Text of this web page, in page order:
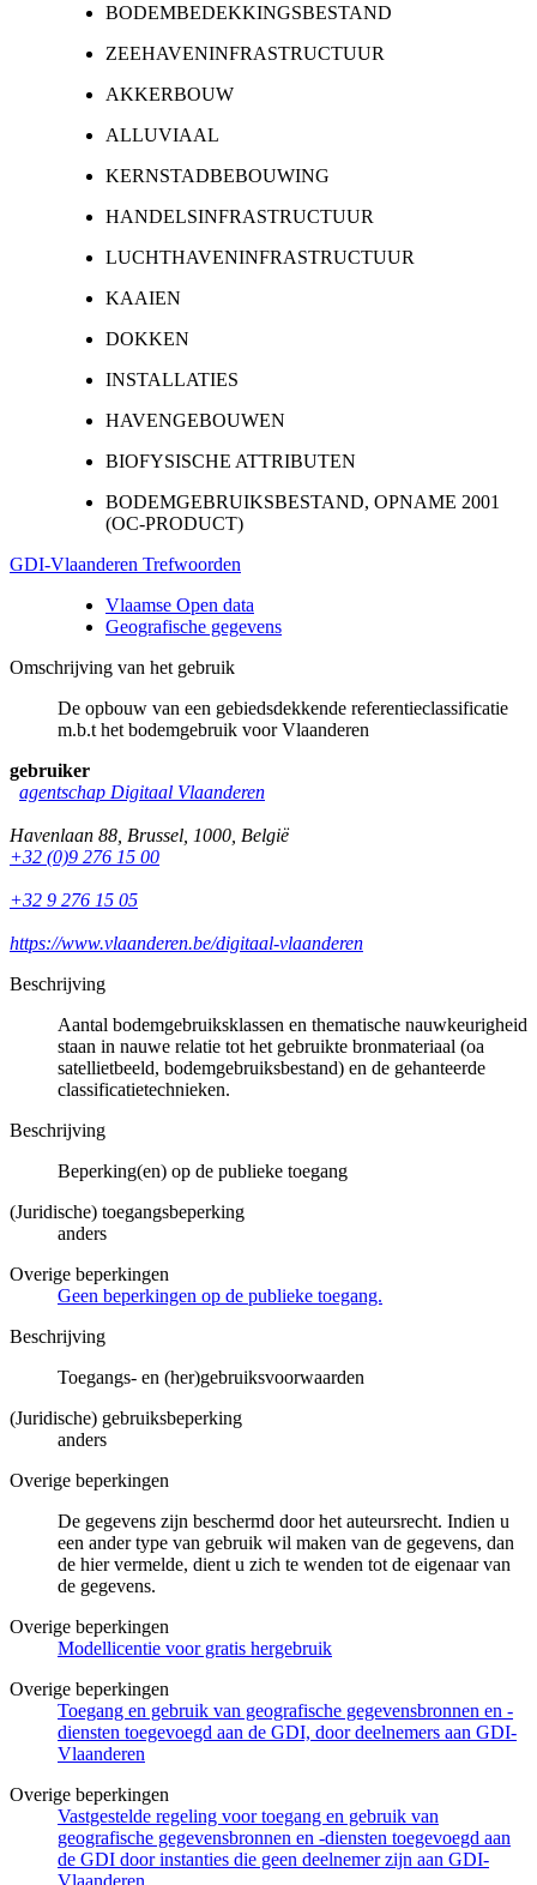
BODEMBEDEKKINGSBESTAND
ZEEHAVENINFRASTRUCTUUR
AKKERBOUW
ALLUVIAAL
KERNSTADBEBOUWING
HANDELSINFRASTRUCTUUR
LUCHTHAVENINFRASTRUCTUUR
KAAIEN
DOKKEN
INSTALLATIES
HAVENGEBOUWEN
BIOFYSISCHE ATTRIBUTEN
BODEMGEBRUIKSBESTAND, OPNAME 2001
(OC-PRODUCT)
GDI-Vlaanderen Trefwoorden
Vlaamse Open data
Geografische gegevens
Omschrijving van het gebruik
De opbouw van een gebiedsdekkende referentieclassificatie
m.b.t het bodemgebruik voor Vlaanderen
gebruiker
agentschap Digitaal Vlaanderen
Havenlaan 88 Brussel 1000 België
+32 (0)9 276 15 00
+32 9 276 15 05
https://www.vlaanderen.be/digitaal-vlaanderen
Beschrijving
Aantal bodemgebruiksklassen en thematische nauwkeurigheid
staan in nauwe relatie tot het gebruikte bronmateriaal (oa
satellietbeeld, bodemgebruiksbestand) en de gehanteerde
classificatietechnieken.
Beschrijving
Beperking(en) op de publieke toegang
(Juridische) toegangsbeperking
anders
Overige beperkingen
Geen beperkingen op de publieke toegang.
Beschrijving
Toegangs- en (her)gebruiksvoorwaarden
(Juridische) gebruiksbeperking
anders
Overige beperkingen
De gegevens zijn beschermd door het auteursrecht. Indien u
een ander type van gebruik wil maken van de gegevens, dan
de hier vermelde, dient u zich te wenden tot de eigenaar van
de gegevens.
Overige beperkingen
Modellicentie voor gratis hergebruik
Overige beperkingen
Toegang en gebruik van geografische gegevensbronnen en -
diensten toegevoegd aan de GDI, door deelnemers aan GDI-
Vlaanderen
Overige beperkingen
Vastgestelde regeling voor toegang en gebruik van
geografische gegevensbronnen en -diensten toegevoegd aan
de GDI door instanties die geen deelnemer zijn aan GDI-
Vlaanderen